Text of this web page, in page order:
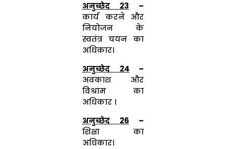
अनुच्छेद 23 –
कार्य करने और
नियोजन के
स्वतंत्र चयन का
अधिकार।
अनुच्छेद 24 –
अवकाश और
विश्राम का
अधिकार ।
अनुच्छेद 26
–
शिक्षा का
अधिकार।